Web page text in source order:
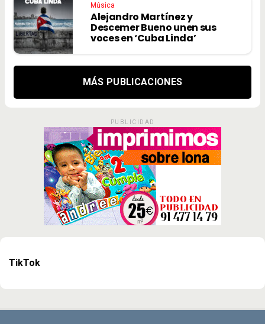
Música
Alejandro Martínez y
Descemer Bueno unen sus
voces en ‘Cuba Linda’
MÁS PUBLICACIONES
PUBLICIDAD
TikTok